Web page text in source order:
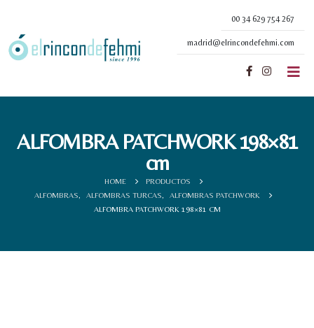
00 34 629 754 267
madrid@elrincondefehmi.com
ALFOMBRA PATCHWORK 198×81
cm
HOME
PRODUCTOS
ALFOMBRAS
ALFOMBRAS TURCAS
ALFOMBRAS PATCHWORK
ALFOMBRA PATCHWORK 198×81 CM